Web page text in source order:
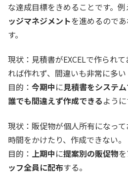
な達成目標をきめることです。
ッジマネジメントを進めるので
す。
現状：見積書がEXCELで作られ
れば作れず、間違いも非常に多い
目的： 今期中に見積書をシステ
誰でも間違えず作成できるよう
現状：販促物が個人所有になっ
時間をかけたり、作成できない。
目的： 上期中に提案別の販促物を
ッフ全員に配布する。